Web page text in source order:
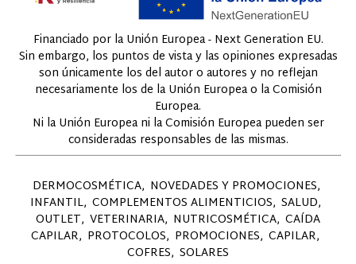
Financiado por la Unión Europea - Next Generation EU.
Sin embargo, los puntos de vista y las opiniones expresadas
son únicamente los del autor o autores y no reflejan
necesariamente los de la Unión Europea o la Comisión
Europea.
Ni la Unión Europea ni la Comisión Europea pueden ser
consideradas responsables de las mismas.
DERMOCOSMÉTICA NOVEDADES Y PROMOCIONES
INFANTIL COMPLEMENTOS ALIMENTICIOS SALUD
OUTLET VETERINARIA NUTRICOSMÉTICA CAÍDA
CAPILAR PROTOCOLOS PROMOCIONES CAPILAR
COFRES SOLARES